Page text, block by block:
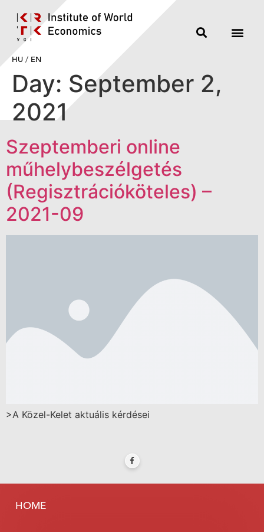
HU / EN
Day: September 2,
2021
Szeptemberi online
műhelybeszélgetés
(Regisztrációköteles) –
2021-09
>A Közel-Kelet aktuális kérdései
HOME